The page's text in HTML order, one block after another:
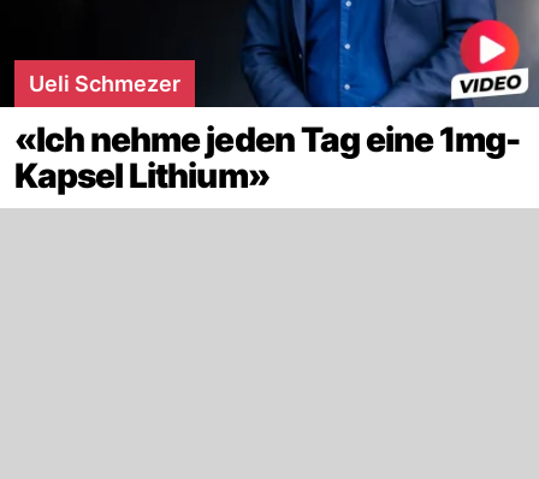
Ueli Schmezer
«Ich nehme jeden Tag eine 1mg-
Kapsel Lithium»